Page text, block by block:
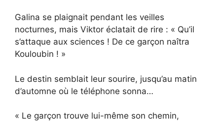
Galina se plaignait pendant les veilles
nocturnes, mais Viktor éclatait de rire : « Qu’il
s’attaque aux sciences ! De ce garçon naîtra
Kouloubin ! »
Le destin semblait leur sourire, jusqu’au matin
d’automne où le téléphone sonna…
« Le garçon trouve lui-même son chemin,